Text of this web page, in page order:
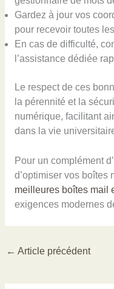
Gardez à jour vos
pour recevoir toutes
En cas de difficulté,
l’assistance dédiée
Le respect de ces
la pérennité et la
numérique, facilitant
dans la vie
Pour un complément
d’optimiser vos boîtes
meilleures boîtes mail
exigences modernes
← Article précédent